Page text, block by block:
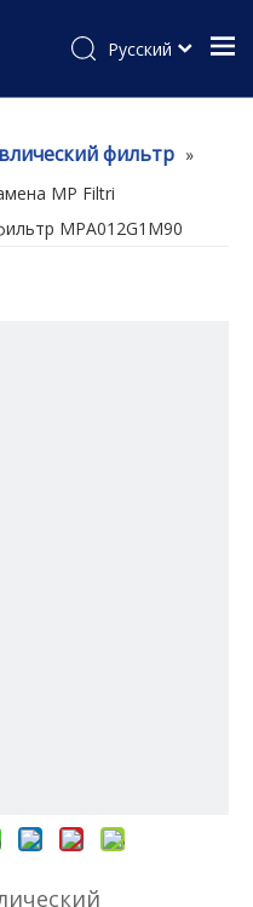
Pусский
фильтр »
MP Filtri
MPA012G1M90